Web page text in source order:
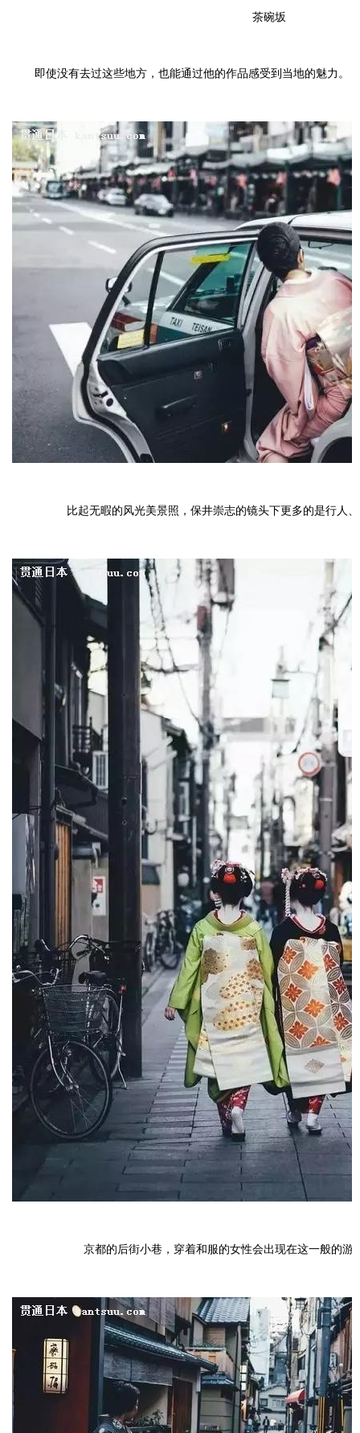
茶碗坂
即使没有去过这些地方，也能通过他的作品感受到当地的魅力。
比起无暇的风光美景照，保井崇志的镜头下更多的是行人
京都的后街小巷，穿着和服的女性会出现在这一般的游